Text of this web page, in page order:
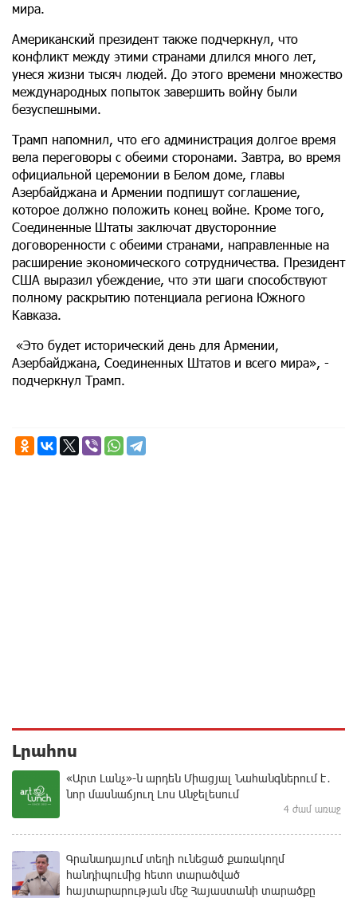
мира.
Американский президент также подчеркнул, что
конфликт между этими странами длился много лет,
унеся жизни тысяч людей. До этого времени множество
международных попыток завершить войну были
безуспешными.
Трамп напомнил, что его администрация долгое время
вела переговоры с обеими сторонами. Завтра, во время
официальной церемонии в Белом доме, главы
Азербайджана и Армении подпишут соглашение,
которое должно положить конец войне. Кроме того,
Соединенные Штаты заключат двусторонние
договоренности с обеими странами, направленные на
расширение экономического сотрудничества. Президент
США выразил убеждение, что эти шаги способствуют
полному раскрытию потенциала региона Южного
Кавказа.
«Это будет исторический день для Армении,
Азербайджана, Соединенных Штатов и всего мира», -
подчеркнул Трамп.
Լրահոս
«Արտ Լանչ»-ն արդեն Միացյալ Նահանգներում է․
նոր մասնաճյուղ Լոս Անջելեսում
4 ժամ առաջ
Գրանադայում տեղի ունեցած քառակողմ
հանդիպումից հետո տարածված
հայտարարության մեջ Հայաստանի տարածքը